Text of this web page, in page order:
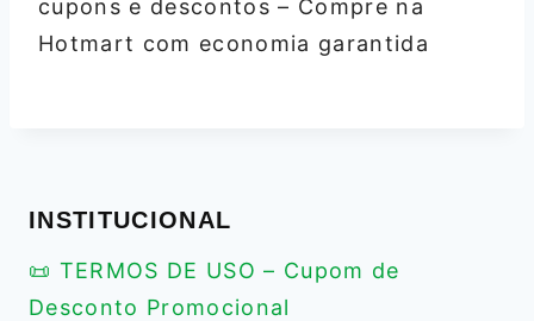
cupons e descontos – Compre na
Hotmart com economia garantida
INSTITUCIONAL
📜 TERMOS DE USO – Cupom de
Desconto Promocional